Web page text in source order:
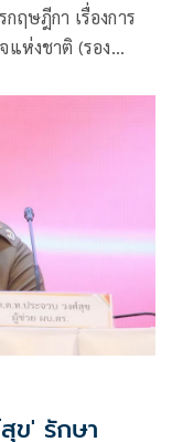
ฤษฎีกา เรื่องการ
แห่งชาติ (รอง
ข' รักษา